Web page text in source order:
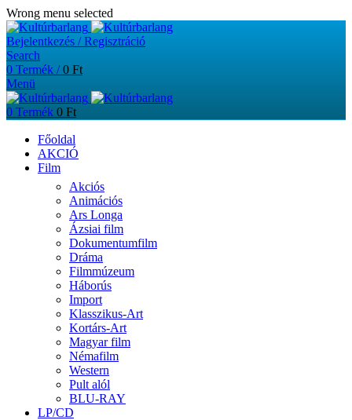
Wrong menu selected
Bejelentkezés / Regisztráció
Search
0 Termék / 0 Ft
Menü
0 Termék 0 Ft
Főoldal
AKCIÓ
Film
Akciós
Animációs
Ars Longa
Ázsiai film
Dokumentumfilm
Dráma
Filmmúzeum
Háborús
Import
Klasszikus-Art
Kortárs-Art
Magyar film
Némafilm
Western
Pult alól
BLU-RAY
LP/CD